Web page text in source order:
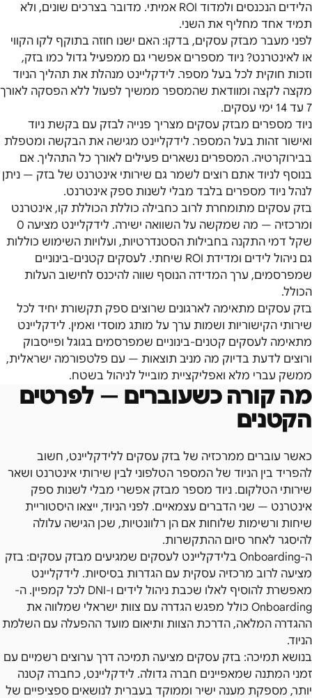
הלידים הנכנסים ולמדוד ROI אמיתי. מדובר בצרכים שונים, ולא
תמיד אחד מחליף את השני.
לפני מעבר מבזק עסקים, בדקו: האם ישנו חוזה בתוקף לקו הקווי
או לאינטרנט? ניוד מספרים אפשרי גם ממפעיל גדול כמו בזק,
וזכות חוקית לכל בעל מספר. לידקליינט מנהלת את תהליך הניוד
מקצה לקצה ומוודאת שהמספר ממשיך לפעול ללא הפסקה לאורך
7 עד 14 ימי עסקים.
ניוד מספרים מבזק עסקים מצריך פנייה לבזק עם בקשת ניוד
ואישור זהות בעל המספר. לידקליינט מגישה את הבקשה ומטפלת
בבירוקרטיה. המספרים נשארים פעילים לאורך כל התהליך. אם
בנוסף לניוד אתם רוצים לשמר גם שירותי אינטרנט של בזק — ניתן
לנהל ניוד מספרים בלבד מבלי לשנות ספק אינטרנט.
בזק עסקים מתומחרת לרוב כחבילה כוללת הכוללת קו, אינטרנט
ומרכזיה — מה שמקשה על השוואה ישירה. לידקליינט מציעה 0
שקל דמי התקנה בחבילות הסטנדרטיות, ועלויות השימוש כוללות
גם ניהול לידים ומדידת ROI שיחתי. לעסקים קטנים-בינוניים
שמפרסמים, ערך המדידה הנוסף שווה להיכנס לחישוב העלות
הכולל.
בזק עסקים מתאימה לארגונים שרוצים ספק תקשורת יחיד לכל
שירותי הקישוריות ושמות ערך על מותג מוסדי ואמין. לידקליינט
מתאימה לעסקים קטנים-בינוניים שמפרסמים בגוגל ופייסבוק
ורוצים לדעת בדיוק מה מניב תוצאות — עם פלטפורמה ישראלית,
ממשק עברי מלא ואפליקציית מובייל לניהול בשטח.
מה קורה כשעוברים — לפרטים
הקטנים
כאשר עוברים ממרכזיה של בזק עסקים ללידקליינט, חשוב
להפריד בין הניוד של המספר הטלפוני לבין שירותי אינטרנט ושאר
שירותי הטלקום. ניוד מספר מבזק אפשרי מבלי לשנות ספק
אינטרנט — שני הדברים עצמאיים. לפני הניוד, ייצאו היסטוריית
שיחות ורשימות שלוחות אם הן רלוונטיות, שכן הגישה עלולה
להיסגר לאחר סיום ההתקשרות.
ה-Onboarding בלידקליינט לעסקים שמגיעים מבזק עסקים: בזק
מציעה לרוב מרכזיה עסקית עם הגדרות בסיסיות. לידקליינט
מאפשרת להוסיף לאלו שכבת ניהול לידים ו-DNI לכל קמפיין. ה-
Onboarding כולל מפגש הגדרה עם צוות ישראלי שמלווה את
ההגדרה המלאה, הדרכת הצוות ותיאום מועד ההפעלה עם השלמת
הניוד.
בנושא תמיכה: בזק עסקים מציעה תמיכה דרך ערוצים רשמיים עם
זמני המתנה שמאפיינים חברה גדולה. לידקליינט, כחברה קטנה
יותר, מספקת מענה ישיר וממוקד בעברית לנושאים ספציפיים של